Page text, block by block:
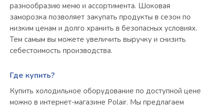
разнообразию меню и ассортимента. Шоковая
заморозка позволяет закупать продукты в сезон по
низким ценам и долго хранить в безопасных условиях.
Тем самым вы можете увеличить выручку и снизить
себестоимость производства.
Где купить?
Купить холодильное оборудование по доступной цене
можно в интернет-магазине Polair. Мы предлагаем